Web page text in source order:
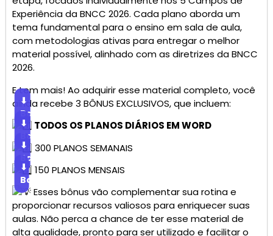
Experiência da BNCC 2026. Cada plano aborda um
tema fundamental para o ensino em sala de aula,
com metodologias ativas para entregar o melhor
material possível, alinhado com as diretrizes da BNCC
2026.
E tem mais! Ao adquirir esse material completo, você
ainda recebe 3 BÔNUS EXCLUSIVOS, que incluem:
⬇
Baixar
TODOS OS PLANOS DIÁRIOS EM WORD
⬇
Baixar
300 PLANOS SEMANAIS
⬇
Baixar
150 PLANOS MENSAIS
⬇
Baixar
Esses bônus vão complementar sua rotina e
proporcionar recursos valiosos para enriquecer suas
aulas. Não perca a chance de ter esse material de
alta qualidade, pronto para ser utilizado e facilitar o